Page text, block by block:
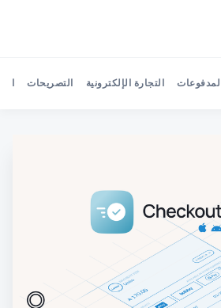
Search Tap Payments
التجارة الإلكترونية التصريحات